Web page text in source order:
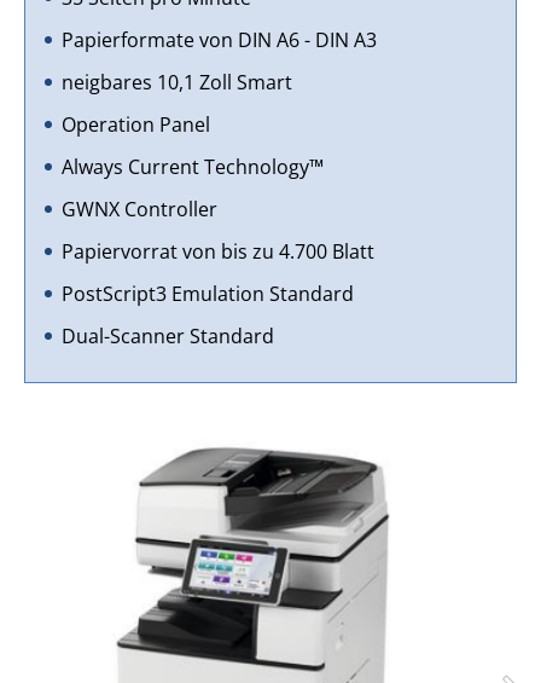
Papierformate von DIN A6 - DIN A3
neigbares 10,1 Zoll Smart
Operation Panel
Always Current Technology™
GWNX Controller
Papiervorrat von bis zu 4.700 Blatt
PostScript3 Emulation Standard
Dual-Scanner Standard